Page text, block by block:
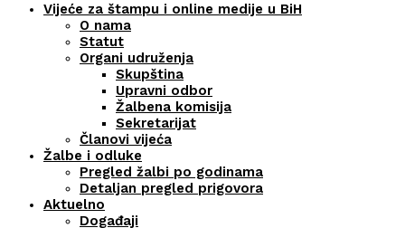
Vijeće za štampu i online medije u BiH
O nama
Statut
Organi udruženja
Skupština
Upravni odbor
Žalbena komisija
Sekretarijat
Članovi vijeća
Žalbe i odluke
Pregled žalbi po godinama
Detaljan pregled prigovora
Aktuelno
Događaji